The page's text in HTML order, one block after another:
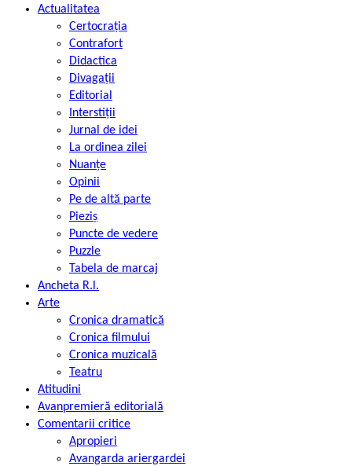
Actualitatea
Certocrația
Contrafort
Didactica
Divagații
Editorial
Interstiții
Jurnal de idei
La ordinea zilei
Nuanțe
Opinii
Pe de altă parte
Pieziș
Puncte de vedere
Puzzle
Tabela de marcaj
Ancheta R.l.
Arte
Cronica dramatică
Cronica filmului
Cronica muzicală
Teatru
Atitudini
Avanpremieră editorială
Comentarii critice
Apropieri
Avangarda ariergardei